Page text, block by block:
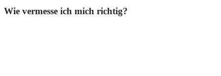
Wie vermesse ich mich richtig?